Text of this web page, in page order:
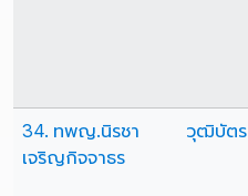
34. ทพญ.นิรชา
เจริญกิจจาธร
วุฒิบัตร